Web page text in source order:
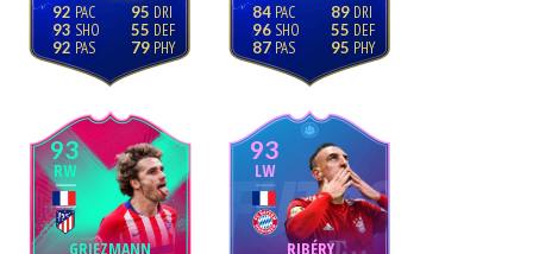
92
93
92
95
55
79
84
96
87
89
55
95
93
RW
GRIEZMANN
93
LW
RIBÉRY